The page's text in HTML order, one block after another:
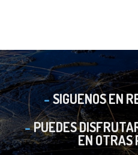
SIGUENOS EN
PUEDES
EN OTRAS